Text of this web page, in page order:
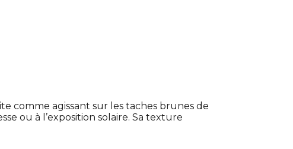
comme agissant sur les taches brunes de
ou à l’exposition solaire. Sa texture